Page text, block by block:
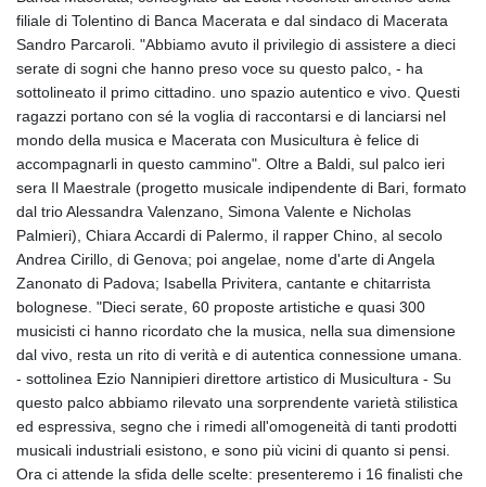
filiale di Tolentino di Banca Macerata e dal sindaco di Macerata
Sandro Parcaroli. "Abbiamo avuto il privilegio di assistere a dieci
serate di sogni che hanno preso voce su questo palco, - ha
sottolineato il primo cittadino. uno spazio autentico e vivo. Questi
ragazzi portano con sé la voglia di raccontarsi e di lanciarsi nel
mondo della musica e Macerata con Musicultura è felice di
accompagnarli in questo cammino". Oltre a Baldi, sul palco ieri
sera Il Maestrale (progetto musicale indipendente di Bari, formato
dal trio Alessandra Valenzano, Simona Valente e Nicholas
Palmieri), Chiara Accardi di Palermo, il rapper Chino, al secolo
Andrea Cirillo, di Genova; poi angelae, nome d'arte di Angela
Zanonato di Padova; Isabella Privitera, cantante e chitarrista
bolognese. "Dieci serate, 60 proposte artistiche e quasi 300
musicisti ci hanno ricordato che la musica, nella sua dimensione
dal vivo, resta un rito di verità e di autentica connessione umana.
- sottolinea Ezio Nannipieri direttore artistico di Musicultura - Su
questo palco abbiamo rilevato una sorprendente varietà stilistica
ed espressiva, segno che i rimedi all'omogeneità di tanti prodotti
musicali industriali esistono, e sono più vicini di quanto si pensi.
Ora ci attende la sfida delle scelte: presenteremo i 16 finalisti che